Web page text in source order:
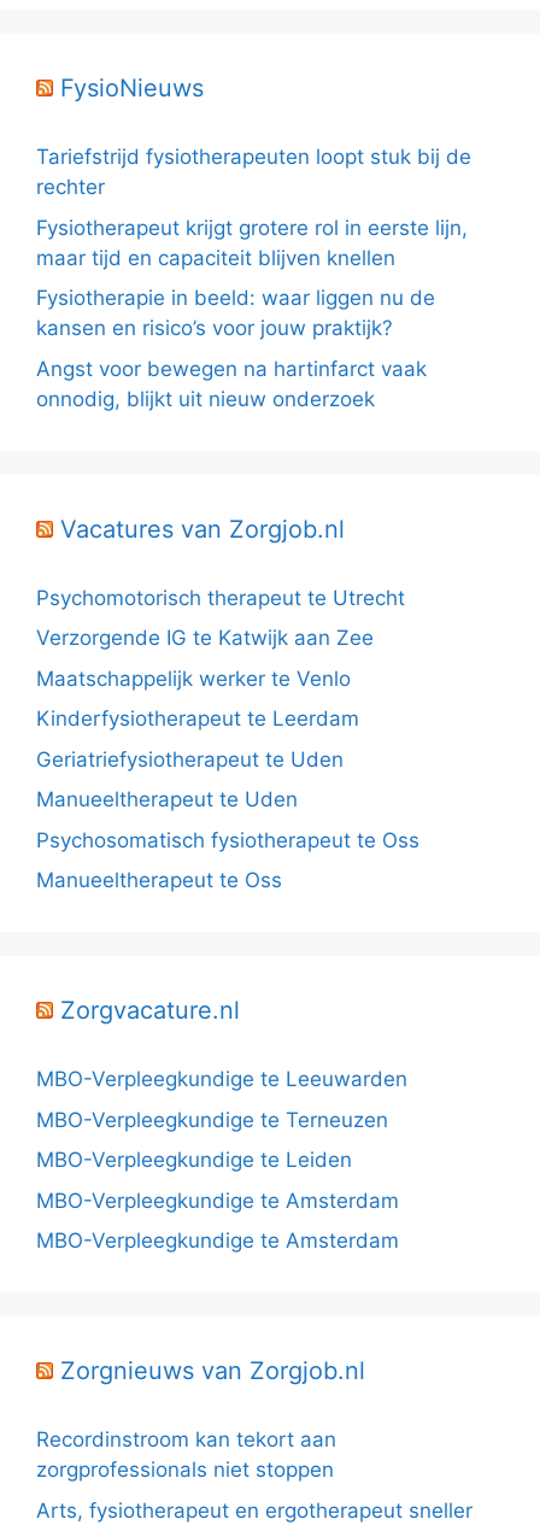
FysioNieuws
Tariefstrijd fysiotherapeuten loopt stuk bij de
rechter
Fysiotherapeut krijgt grotere rol in eerste lijn,
maar tijd en capaciteit blijven knellen
Fysiotherapie in beeld: waar liggen nu de
kansen en risico’s voor jouw praktijk?
Angst voor bewegen na hartinfarct vaak
onnodig, blijkt uit nieuw onderzoek
Vacatures van Zorgjob.nl
Psychomotorisch therapeut te Utrecht
Verzorgende IG te Katwijk aan Zee
Maatschappelijk werker te Venlo
Kinderfysiotherapeut te Leerdam
Geriatriefysiotherapeut te Uden
Manueeltherapeut te Uden
Psychosomatisch fysiotherapeut te Oss
Manueeltherapeut te Oss
Zorgvacature.nl
MBO-Verpleegkundige te Leeuwarden
MBO-Verpleegkundige te Terneuzen
MBO-Verpleegkundige te Leiden
MBO-Verpleegkundige te Amsterdam
MBO-Verpleegkundige te Amsterdam
Zorgnieuws van Zorgjob.nl
Recordinstroom kan tekort aan
zorgprofessionals niet stoppen
Arts, fysiotherapeut en ergotherapeut sneller